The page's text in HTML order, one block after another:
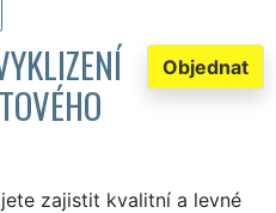
Objednat
zajistit kvalitní a levné